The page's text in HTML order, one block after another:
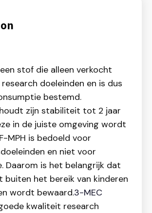
stof die alleen verkocht
doeleinden en is dus
bestemd.
zijn stabiliteit tot 2 jaar
in de juiste omgeving wordt
MPH is bedoeld voor
en niet voor
Daarom is het belangrijk dat
buiten het bereik van kinderen
wordt bewaard.3-MEC
kwaliteit research